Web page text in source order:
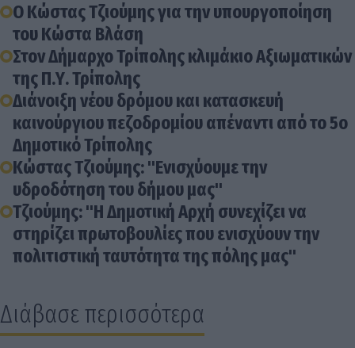
Ο Κώστας Τζιούμης για την υπουργοποίηση
του Κώστα Βλάση
Στον Δήμαρχο Τρίπολης κλιμάκιο Αξιωματικών
της Π.Υ. Τρίπολης
Διάνοιξη νέου δρόμου και κατασκευή
καινούργιου πεζοδρομίου απέναντι από το 5ο
Δημοτικό Τρίπολης
Κώστας Τζιούμης: "Ενισχύουμε την
υδροδότηση του δήμου μας"
Τζιούμης: "Η Δημοτική Αρχή συνεχίζει να
στηρίζει πρωτοβουλίες που ενισχύουν την
πολιτιστική ταυτότητα της πόλης μας"
Διάβασε περισσότερα